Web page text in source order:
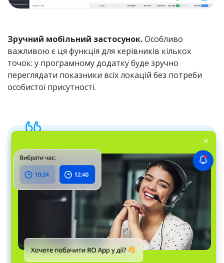
Зручний мобільний застосунок.Особливо
важливою є ця функція для керівників кількох
точок: у програмному додатку буде зручно
переглядати показники всіх локацій без потреби
особистої присутності.
Незамінними додатки RO App стали під
час блекауту. Коли працювали не всі
комп’ютери, можна було зайти з
телефону у додаток або в браузерну
версію та виконати необхідні дії.
Володимир Шкварко
Власник BALANCE SERVICE